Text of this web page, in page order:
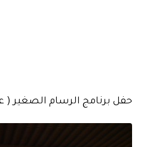
حفل برنامج الرسام الصغير (